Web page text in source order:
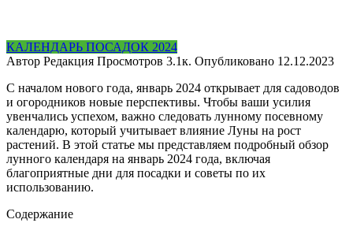
КАЛЕНДАРЬ ПОСАДОК 2024
Автор Редакция Просмотров 3.1к. Опубликовано 12.12.2023
С началом нового года, январь 2024 открывает для садоводов
и огородников новые перспективы. Чтобы ваши усилия
увенчались успехом, важно следовать лунному посевному
календарю, который учитывает влияние Луны на рост
растений. В этой статье мы представляем подробный обзор
лунного календаря на январь 2024 года, включая
благоприятные дни для посадки и советы по их
использованию.
Содержание